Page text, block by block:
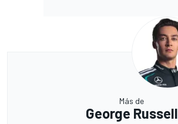
Más de
George Russell